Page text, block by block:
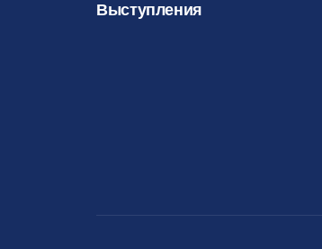
Выступления